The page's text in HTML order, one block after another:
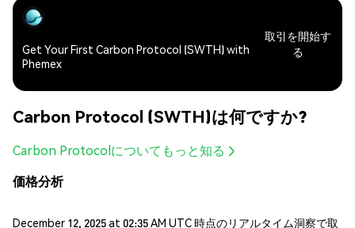
Get Your First Carbon Protocol (SWTH) with
Phemex
取引を開始す
る
Carbon Protocol (SWTH)は何ですか?
Carbon Protocolについてもっと知る
価格分析
December 12, 2025 at 02:35 AM UTC 時点のリアルタイム洞察で取